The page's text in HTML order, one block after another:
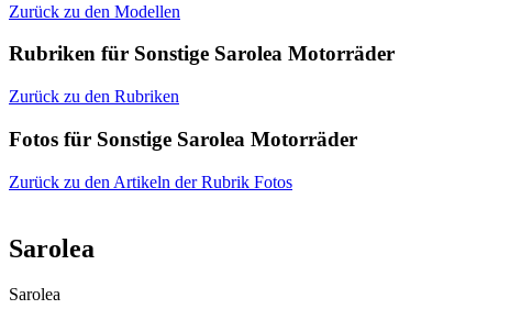
Zurück zu den Modellen
Rubriken für Sonstige Sarolea Motorräder
Zurück zu den Rubriken
Fotos für Sonstige Sarolea Motorräder
Zurück zu den Artikeln der Rubrik Fotos
Sarolea
Sarolea